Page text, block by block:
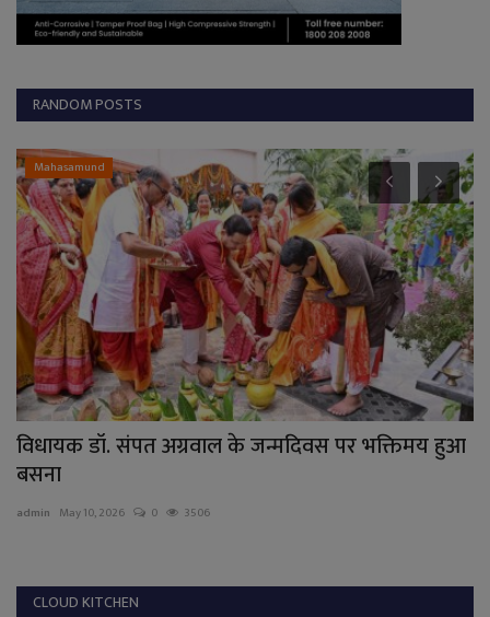
RANDOM POSTS
पर भक्तिमय हुआ
अपराध
नाबालिग के अपहरण और दुष्कर्म मामले में
admin Aug 5, 2026
CLOUD KITCHEN